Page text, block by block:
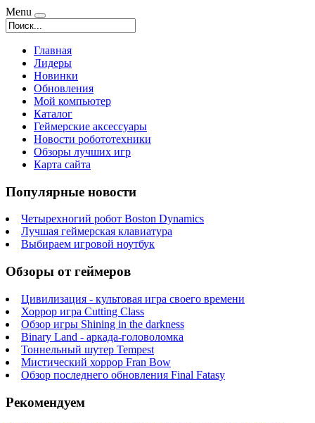
Menu
Главная
Лидеры
Новинки
Обновления
Мой компьютер
Каталог
Геймерские аксессуары
Новости робототехники
Обзоры лучших игр
Карта сайта
Популярные новости
Четырехногий робот Boston Dynamics
Лучшая геймерская клавиатура
Выбираем игровой ноутбук
Обзоры от геймеров
Цивилизация - культовая игра своего времени
Хоррор игра Cutting Class
Обзор игры Shining in the darkness
Binary Land - аркада-головоломка
Тоннельный шутер Tempest
Мистический хоррор Fran Bow
Обзор последнего обновления Final Fatasy
Рекомендуем